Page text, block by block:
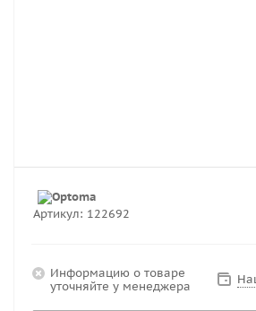
Артикул: 122692
Информацию о товаре
уточняйте у менеджера